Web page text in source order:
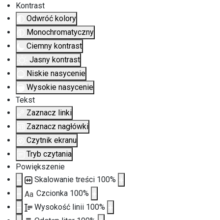
Kontrast
Odwróć kolory
Monochromatyczny
Ciemny kontrast
Jasny kontrast
Niskie nasycenie
Wysokie nasycenie
Tekst
Zaznacz linki
Zaznacz nagłówki
Czytnik ekranu
Tryb czytania
Powiększenie
Skalowanie treści 100%
Aa Czcionka 100%
Wysokość linii 100%